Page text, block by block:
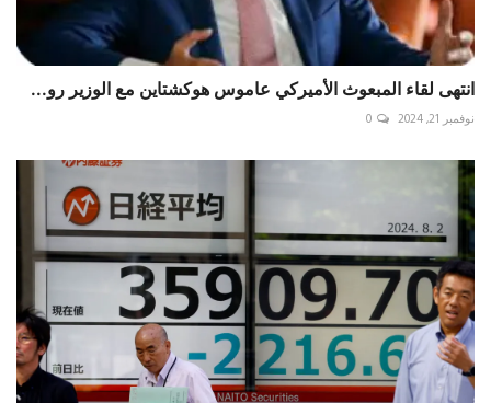
انتهى لقاء المبعوث الأميركي عاموس هوكشتاين مع الوزير رو...
نوفمبر 21, 2024 0